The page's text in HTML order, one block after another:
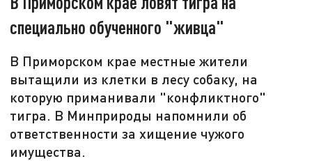
специально обученного "живца"
В Приморском крае местные жители
вытащили из клетки в лесу собаку, на
которую приманивали "конфликтного"
тигра. В Минприроды напомнили об
ответственности за хищение чужого
имущества.